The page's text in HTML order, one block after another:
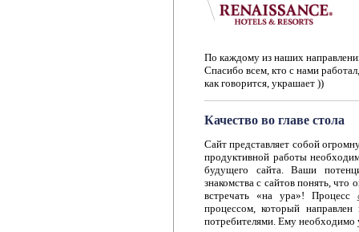
По каждому из наших
Спасибо всем, кто с нами
как говорится, украшает ))
Качество во главе стола
Сайт представляет собой
продуктивной работы
будущего сайта. Ваши
знакомства с сайтов понять,
встречать «на ура»! Процесс
процессом, который направлен
потребителями. Ему необходимо